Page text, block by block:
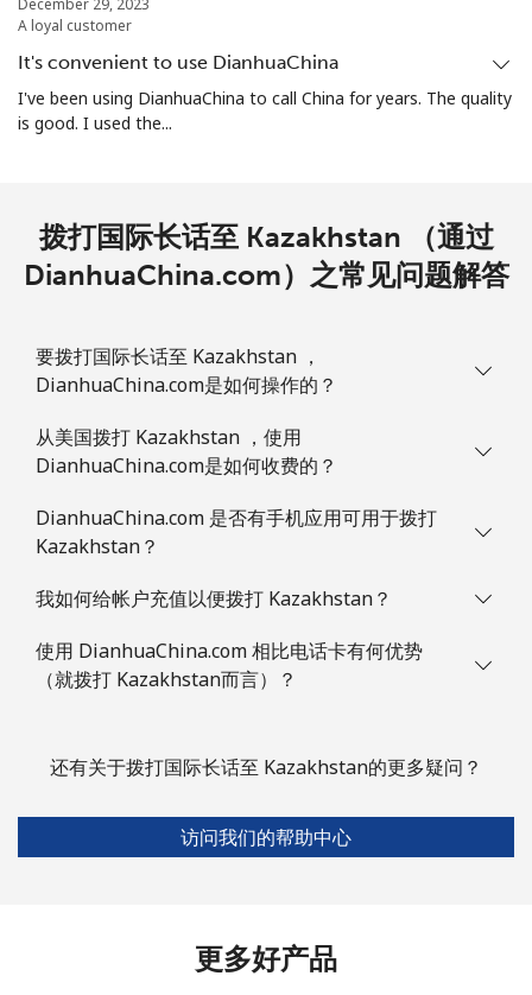
December 29, 2023
A loyal customer
It's convenient to use DianhuaChina
I've been using DianhuaChina to call China for years. The quality
is good. I used the...
拨打国际长话至 Kazakhstan （通过
DianhuaChina.com）之常见问题解答
要拨打国际长话至 Kazakhstan ，
DianhuaChina.com是如何操作的？
从美国拨打 Kazakhstan ，使用
DianhuaChina.com是如何收费的？
DianhuaChina.com 是否有手机应用可用于拨打
Kazakhstan？
我如何给帐户充值以便拨打 Kazakhstan？
使用 DianhuaChina.com 相比电话卡有何优势
（就拨打 Kazakhstan而言）？
还有关于拨打国际长话至 Kazakhstan的更多疑问？
访问我们的帮助中心
更多好产品